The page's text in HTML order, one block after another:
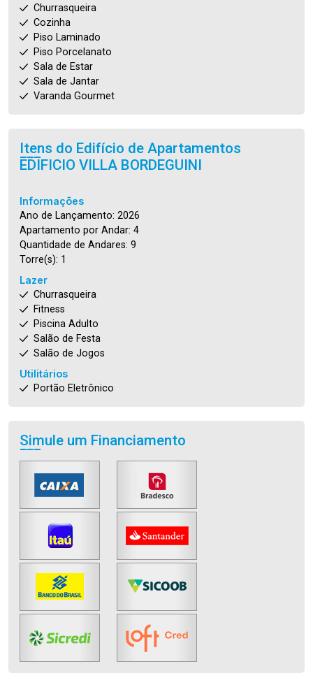
Churrasqueira
Cozinha
Piso Laminado
Piso Porcelanato
Sala de Estar
Sala de Jantar
Varanda Gourmet
Itens do Edifício de Apartamentos
EDIFICIO VILLA BORDEGUINI
Informações
Ano de Lançamento: 2026
Apartamento por Andar: 4
Quantidade de Andares: 9
Torre(s): 1
Lazer
Churrasqueira
Fitness
Piscina Adulto
Salão de Festa
Salão de Jogos
Utilitários
Portão Eletrônico
Simule um Financiamento